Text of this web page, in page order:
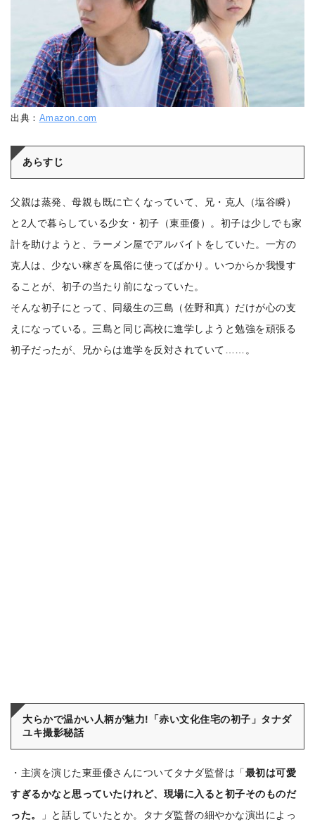
出典： Amazon.com
あらすじ
父親は蒸発、母親も既に亡くなっていて、兄・克人（塩谷瞬）
と2人で暮らしている少女・初子（東亜優）。初子は少しでも家
計を助けようと、ラーメン屋でアルバイトをしていた。一方の
克人は、少ない稼ぎを風俗に使ってばかり。いつからか我慢す
ることが、初子の当たり前になっていた。
そんな初子にとって、同級生の三島（佐野和真）だけが心の支
えになっている。三島と同じ高校に進学しようと勉強を頑張る
初子だったが、兄からは進学を反対されていて……。
大らかで温かい人柄が魅力!「赤い文化住宅の初子」タナダ
ユキ撮影秘話
・主演を演じた東亜優さんについてタナダ監督は「最初は可愛
すぎるかなと思っていたけれど、現場に入ると初子そのものだ
った。
」と話していたとか。タナダ監督の細やかな演出によっ